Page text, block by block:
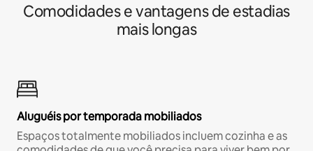
Comodidades e vantagens de estadias
mais longas
Aluguéis por temporada mobiliados
Espaços totalmente mobiliados incluem cozinha e as